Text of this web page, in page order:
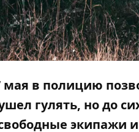
мая в полицию
гулять, но до
экипажи